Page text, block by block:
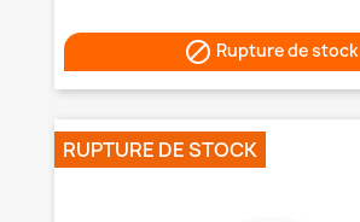
 Rupture de stock
RUPTURE DE STOCK